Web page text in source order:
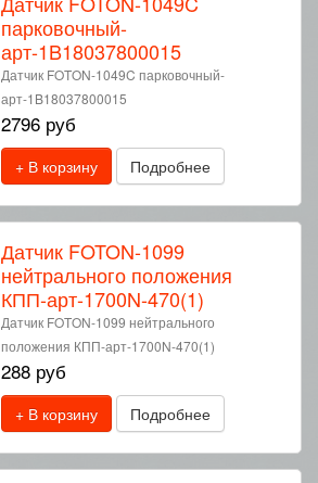
парковочный-
арт-1B18037800015
Датчик FOTON-1049C парковочный-
арт-1B18037800015
2796 руб
+ В корзину Подробнее
Датчик FOTON-1099
нейтрального положения
КПП-арт-1700N-470(1)
Датчик FOTON-1099 нейтрального
положения КПП-арт-1700N-470(1)
288 руб
+ В корзину Подробнее